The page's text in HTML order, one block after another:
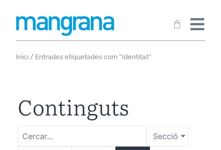
Inici / Entrades etiquetades com “Identitat”
Continguts
Secció